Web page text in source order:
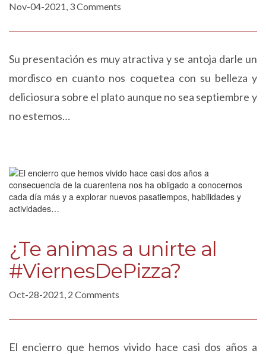
Nov-04-2021, 3 Comments
Su presentación es muy atractiva y se antoja darle un
mordisco en cuanto nos coquetea con su belleza y
deliciosura sobre el plato aunque no sea septiembre y
no estemos…
¿Te animas a unirte al
#ViernesDePizza?
Oct-28-2021, 2 Comments
El encierro que hemos vivido hace casi dos años a